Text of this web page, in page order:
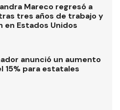
Mareco regresó a
tres años de trabajo y
en Estados Unidos
anunció un aumento
15% para estatales